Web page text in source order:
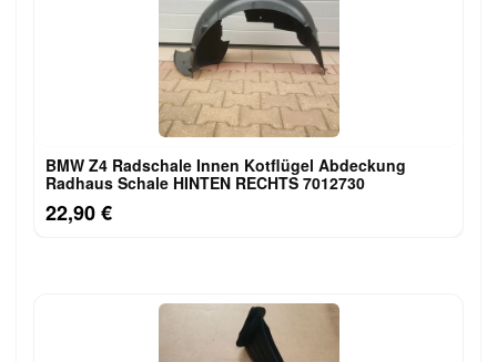
BMW Z4 Radschale Innen Kotflügel Abdeckung
Radhaus Schale HINTEN RECHTS 7012730
22,90 €